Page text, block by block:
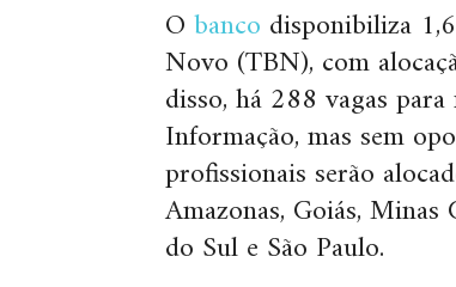
Obanco disponibiliza
Novo (TBN), com
disso, há 288 vagas
Informação, mas sem
profissionais serão
Amazonas, Goiás,
do Sul e São Paulo.